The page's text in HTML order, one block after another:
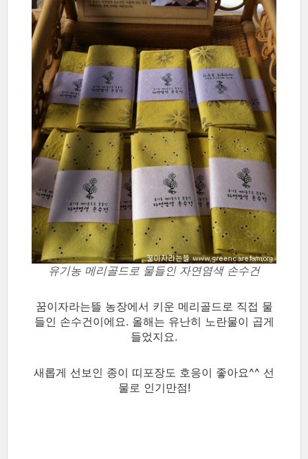
유기농 메리골드로 물들인 자연염색 손수건
꿈이자라는뜰 농장에서 키운 메리골드로 직접 물
들인 손수건이에요. 올해는 유난히 노란물이 곱게
들었지요.
새롭게 선보인 종이 띠포장도 호응이 좋아요^^ 선
물로 인기만점!